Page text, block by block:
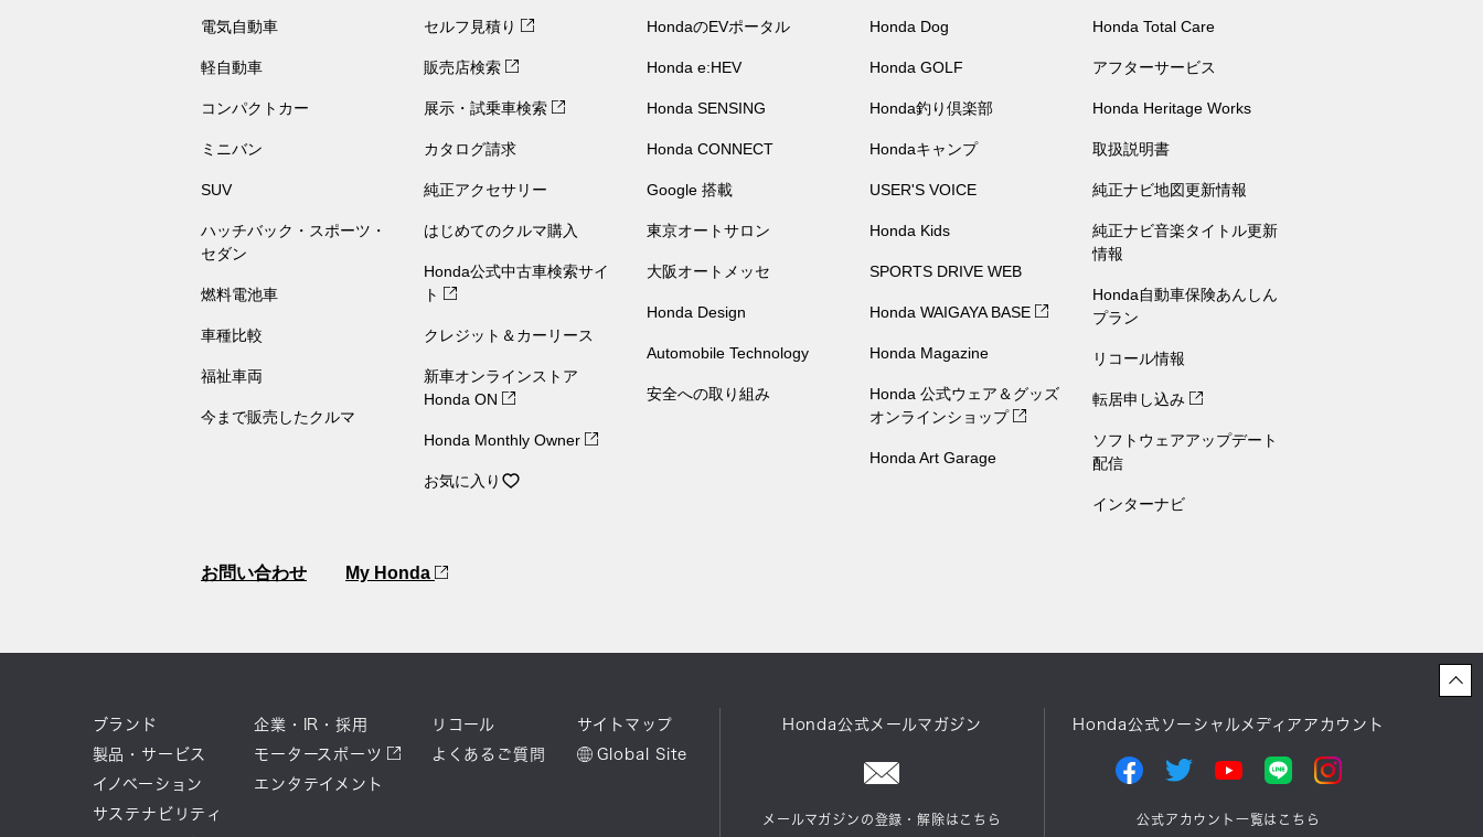
電気自動車
軽自動車
コンパクトカー
ミニバン
SUV
ハッチバック・スポーツ・
セダン
燃料電池車
車種比較
福祉車両
今まで販売したクルマ
セルフ見積り
販売店検索
展示・試乗車検索
カタログ請求
純正アクセサリー
はじめてのクルマ購入
Honda公式中古車検索サイ
ト
クレジット＆カーリース
新車オンラインストア
Honda ON
Honda Monthly Owner
お気に入り
HondaのEVポータル
Honda e:HEV
Honda SENSING
Honda CONNECT
Google 搭載
東京オートサロン
大阪オートメッセ
Honda Design
Automobile Technology
安全への取り組み
Honda Dog
Honda GOLF
Honda釣り倶楽部
Hondaキャンプ
USER'S VOICE
Honda Kids
SPORTS DRIVE WEB
Honda WAIGAYA BASE
Honda Magazine
Honda 公式ウェア＆グッズ
オンラインショップ
Honda Art Garage
Honda Total Care
アフターサービス
Honda Heritage Works
取扱説明書
純正ナビ地図更新情報
純正ナビ音楽タイトル更新
情報
Honda自動車保険あんしん
プラン
リコール情報
転居申し込み
ソフトウェアアップデート
配信
インターナビ
お問い合わせ My Honda
ブランド
製品・サービス
イノベーション
サステナビリティ
企業・IR・採用
モータースポーツ
エンタテイメント
リコール
よくあるご質問
サイトマップ
Global Site
Honda公式メールマガジン
メールマガジンの登録・解除はこちら
Honda公式ソーシャルメディアアカウント
公式アカウント一覧はこちら